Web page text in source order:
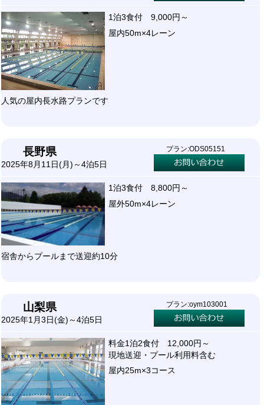
1泊3食付 9,000円～
屋内50m×4レーン
人気の屋内長水路プランです
長野県
2025年8月11日(月)～4泊5日
プラン:ODS05151
1泊3食付 8,800円～
屋外50m×4レーン
宿舎からプールまで送迎約10分
山梨県
2025年1月3日(金)～4泊5日
プラン:oym103001
料金1泊2食付 12,000円～
現地送迎・プール利用料含む
屋内25m×3コース